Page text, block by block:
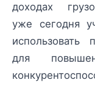
доходах
уже сегодня
для